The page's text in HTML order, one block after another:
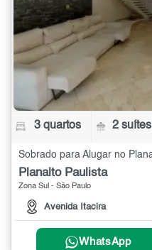
3 quartos 2 suítes
Planalto Paulista
Zona Sul - São Paulo
Avenida Itacira
WhatsApp